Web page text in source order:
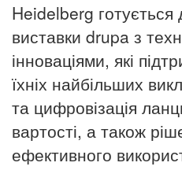
Heidelberg готується
виставки drupa з
інноваціями, які
їхніх найбільших
та цифровізація
вартості, а також
ефективного